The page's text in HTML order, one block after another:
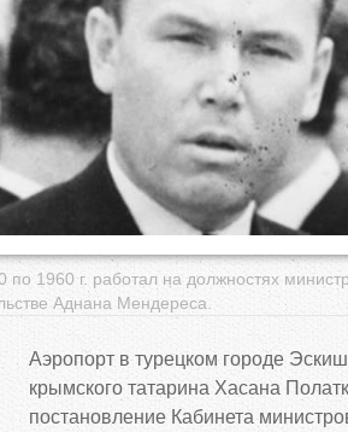
по 1960 г. работал на должностях
Аднана Мендереса.
Аэропорт в турецком городе
крымского татарина Хасана
постановление Кабинета